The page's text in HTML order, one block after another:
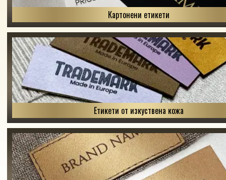
Картонени етикети
Етикети от изкуствена кожа